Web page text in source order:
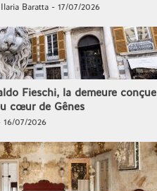
Baratta - 17/07/2026
Fieschi, la demeure conçue
cœur de Gênes
16/07/2026